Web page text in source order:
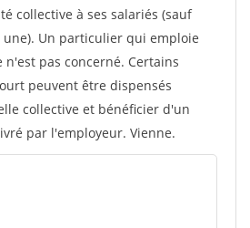
collective à ses salariés (sauf
Un particulier qui emploie
pas concerné. Certains
peuvent être dispensés
collective et bénéficier d'un
par l'employeur. Vienne.